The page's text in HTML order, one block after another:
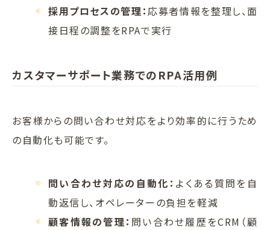
採用プロセスの管理：応募者情報を整理し、面
接日程の調整をRPAで実行
カスタマーサポート業務でのRPA活用例
お客様からの問い合わせ対応をより効率的に行うため
の自動化も可能です。
問い合わせ対応の自動化： よくある質問を自
動返信し、オペレーターの負担を軽減
顧客情報の管理： 問い合わせ履歴をCRM（顧